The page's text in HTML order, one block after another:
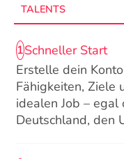
TALENTS
1Schneller Start
Erstelle dein
Fähigkeiten, Ziele
idealen Job – egal
Deutschland, den